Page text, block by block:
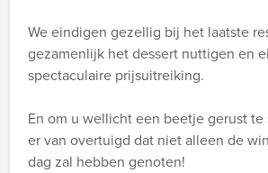
We eindigen gezellig bij het laatste
gezamenlijk het dessert nuttigen en
spectaculaire prijsuitreiking.
En om u wellicht een beetje gerust
er van overtuigd dat niet alleen de
dag zal hebben genoten!